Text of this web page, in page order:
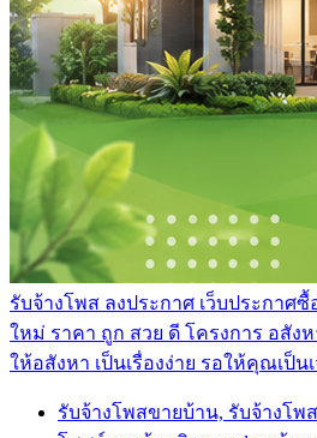
รับจ้างโพส ลงประกาศ เว็บประกาศ
ใหม่ ราคา ถูก สวย ดี โครงการ อสัง
ให้อสังหา เป็นเรื่องง่าย รอให้คุณเป็น
รับจ้างโพสขายบ้าน, รับจ้างโพ